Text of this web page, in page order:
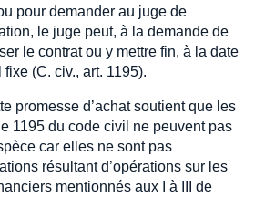
pour demander au juge de
le juge peut, à la demande de
le contrat ou y mettre fin, à la date
(C. civ., art. 1195).
promesse d’achat soutient que les
1195 du code civil ne peuvent pas
car elles ne sont pas
résultant d’opérations sur les
mentionnés aux I à III de